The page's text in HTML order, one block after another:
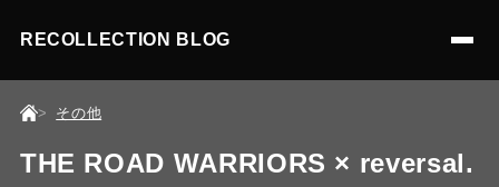
RECOLLECTION BLOG
その他
THE ROAD WARRIORS × reversal.